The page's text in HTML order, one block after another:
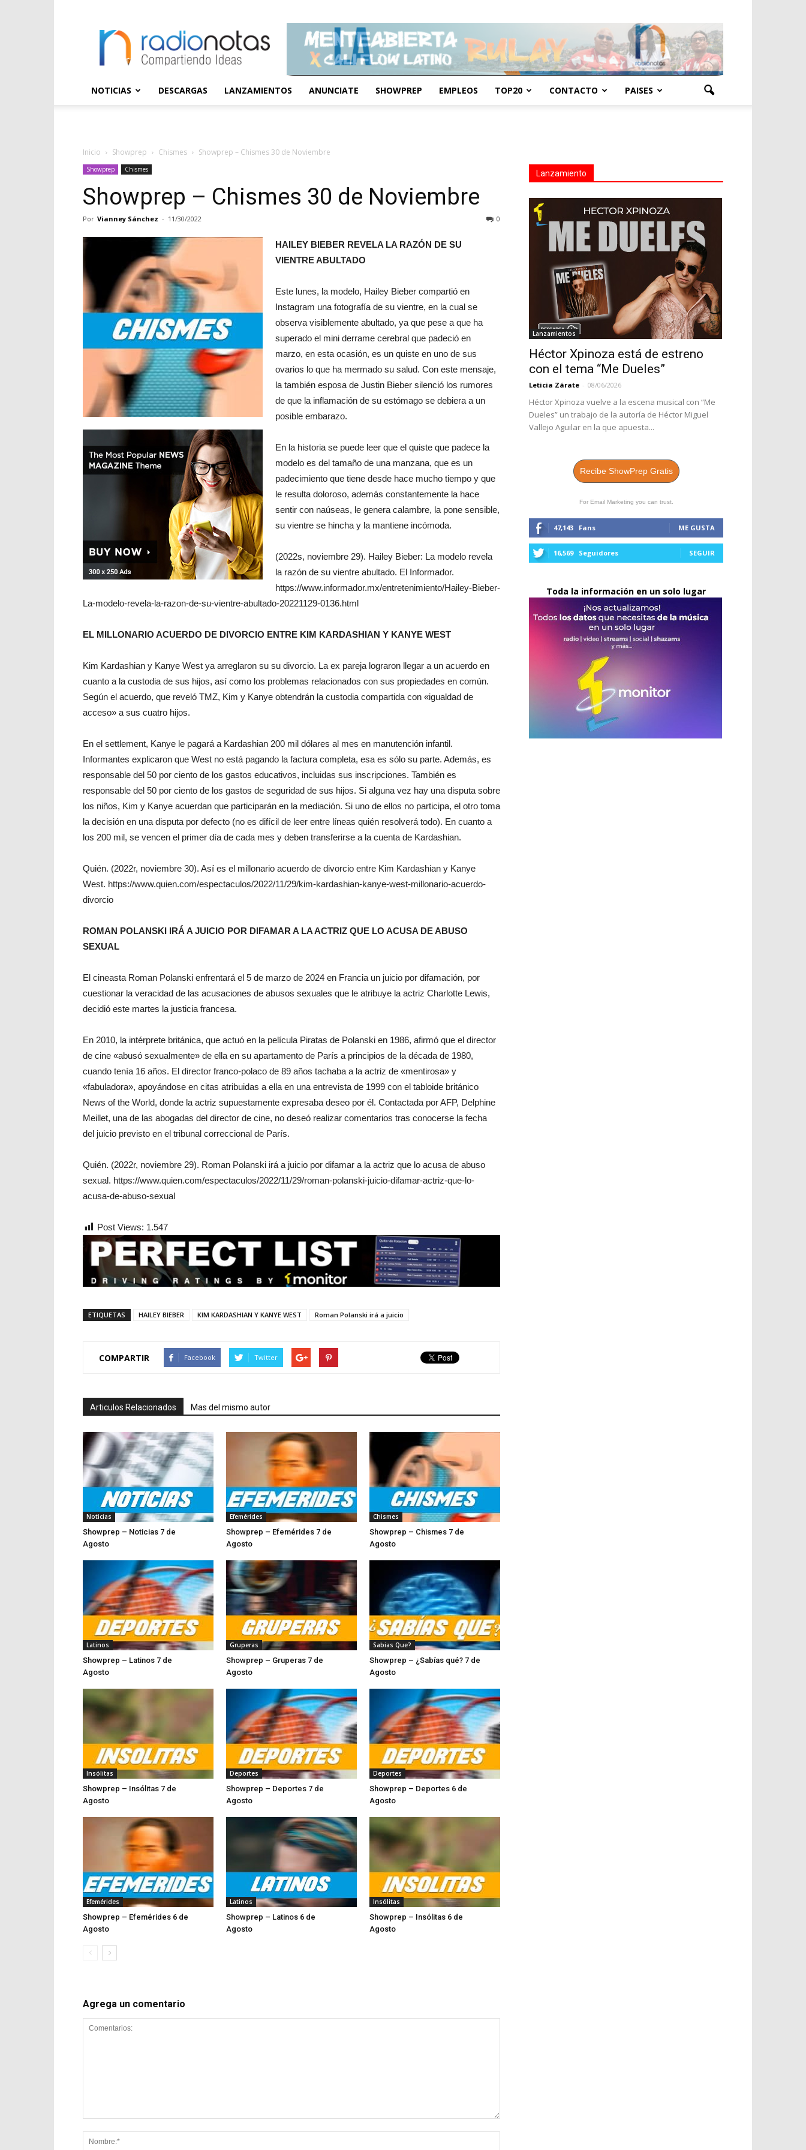
NOTICIAS DESCARGAS LANZAMIENTOS ANUNCIATE SHOWPREP EMPLEOS TOP20 CONTACTO PAISES
Inicio Showprep Chismes Showprep – Chismes 30 de Noviembre
Showprep Chismes
Showprep – Chismes 30 de Noviembre
Por Vianney Sánchez - 11/30/2022 0
HAILEY BIEBER REVELA LA RAZÓN DE SU
VIENTRE ABULTADO
Este lunes, la modelo, Hailey Bieber compartió en
Instagram una fotografía de su vientre, en la cual se
observa visiblemente abultado, ya que pese a que ha
superado el mini derrame cerebral que padeció en
marzo, en esta ocasión, es un quiste en uno de sus
ovarios lo que ha mermado su salud. Con este mensaje,
la también esposa de Justin Bieber silenció los rumores
de que la inflamación de su estómago se debiera a un
posible embarazo.
En la historia se puede leer que el quiste que padece la
modelo es del tamaño de una manzana, que es un
padecimiento que tiene desde hace mucho tiempo y que
le resulta doloroso, además constantemente la hace
sentir con naúseas, le genera calambre, la pone sensible,
su vientre se hincha y la mantiene incómoda.
(2022s, noviembre 29). Hailey Bieber: La modelo revela
la razón de su vientre abultado. El Informador.
https://www.informador.mx/entretenimiento/Hailey-Bieber-
La-modelo-revela-la-razon-de-su-vientre-abultado-20221129-0136.html
EL MILLONARIO ACUERDO DE DIVORCIO ENTRE KIM KARDASHIAN Y KANYE WEST
Kim Kardashian y Kanye West ya arreglaron su su divorcio. La ex pareja lograron llegar a un acuerdo en
cuanto a la custodia de sus hijos, así como los problemas relacionados con sus propiedades en común.
Según el acuerdo, que reveló TMZ, Kim y Kanye obtendrán la custodia compartida con «igualdad de
acceso» a sus cuatro hijos.
En el settlement, Kanye le pagará a Kardashian 200 mil dólares al mes en manutención infantil.
Informantes explicaron que West no está pagando la factura completa, esa es sólo su parte. Además, es
responsable del 50 por ciento de los gastos educativos, incluidas sus inscripciones. También es
responsable del 50 por ciento de los gastos de seguridad de sus hijos. Si alguna vez hay una disputa sobre
los niños, Kim y Kanye acuerdan que participarán en la mediación. Si uno de ellos no participa, el otro toma
la decisión en una disputa por defecto (no es difícil de leer entre líneas quién resolverá todo). En cuanto a
los 200 mil, se vencen el primer día de cada mes y deben transferirse a la cuenta de Kardashian.
Quién. (2022r, noviembre 30). Así es el millonario acuerdo de divorcio entre Kim Kardashian y Kanye
West. https://www.quien.com/espectaculos/2022/11/29/kim-kardashian-kanye-west-millonario-acuerdo-
divorcio
ROMAN POLANSKI IRÁ A JUICIO POR DIFAMAR A LA ACTRIZ QUE LO ACUSA DE ABUSO
SEXUAL
El cineasta Roman Polanski enfrentará el 5 de marzo de 2024 en Francia un juicio por difamación, por
cuestionar la veracidad de las acusaciones de abusos sexuales que le atribuye la actriz Charlotte Lewis,
decidió este martes la justicia francesa.
En 2010, la intérprete británica, que actuó en la película Piratas de Polanski en 1986, afirmó que el director
de cine «abusó sexualmente» de ella en su apartamento de París a principios de la década de 1980,
cuando tenía 16 años. El director franco-polaco de 89 años tachaba a la actriz de «mentirosa» y
«fabuladora», apoyándose en citas atribuidas a ella en una entrevista de 1999 con el tabloide británico
News of the World, donde la actriz supuestamente expresaba deseo por él. Contactada por AFP, Delphine
Meillet, una de las abogadas del director de cine, no deseó realizar comentarios tras conocerse la fecha
del juicio previsto en el tribunal correccional de París.
Quién. (2022r, noviembre 29). Roman Polanski irá a juicio por difamar a la actriz que lo acusa de abuso
sexual. https://www.quien.com/espectaculos/2022/11/29/roman-polanski-juicio-difamar-actriz-que-lo-
acusa-de-abuso-sexual
Post Views: 1.547
ETIQUETAS HAILEY BIEBER KIM KARDASHIAN Y KANYE WEST Roman Polanski irá a juicio
COMPARTIR Facebook Twitter
Articulos Relacionados Mas del mismo autor
Noticias
Showprep – Noticias 7 de
Agosto
Efemérides
Showprep – Efemérides 7 de
Agosto
Chismes
Showprep – Chismes 7 de
Agosto
Latinos
Showprep – Latinos 7 de
Agosto
Gruperas
Showprep – Gruperas 7 de
Agosto
Sabias Que?
Showprep – ¿Sabías qué? 7 de
Agosto
Insólitas
Showprep – Insólitas 7 de
Agosto
Deportes
Showprep – Deportes 7 de
Agosto
Deportes
Showprep – Deportes 6 de
Agosto
Efemérides
Showprep – Efemérides 6 de
Agosto
Latinos
Showprep – Latinos 6 de
Agosto
Insólitas
Showprep – Insólitas 6 de
Agosto
Agrega un comentario
Lanzamiento
Lanzamientos
Héctor Xpinoza está de estreno
con el tema “Me Dueles”
Leticia Zárate - 08/06/2026
Héctor Xpinoza vuelve a la escena musical con “Me
Dueles” un trabajo de la autoría de Héctor Miguel
Vallejo Aguilar en la que apuesta...
Recibe ShowPrep Gratis
For Email Marketing you can trust.
47,143 Fans ME GUSTA
16,569 Seguidores SEGUIR
Toda la información en un solo lugar